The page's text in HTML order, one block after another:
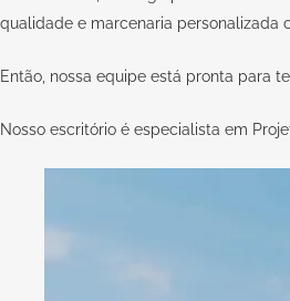
qualidade e marcenaria personalizada
Então, nossa equipe está pronta para
Nosso escritório é especialista em